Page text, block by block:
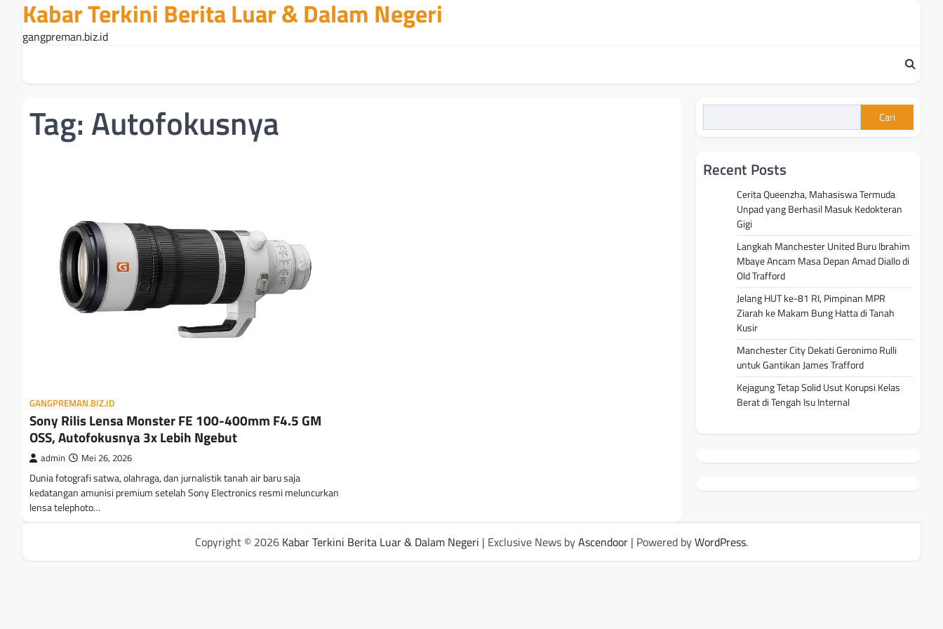
content
Kabar Terkini Berita Luar & Dalam Negeri
gangpreman.biz.id
Tag: Autofokusnya
GANGPREMAN.BIZ.ID
Sony Rilis Lensa Monster FE 100-400mm F4.5 GM
OSS, Autofokusnya 3x Lebih Ngebut
admin Mei 26, 2026
Dunia fotografi satwa, olahraga, dan jurnalistik tanah air baru saja
kedatangan amunisi premium setelah Sony Electronics resmi meluncurkan
lensa telephoto…
Cari
Recent Posts
Cerita Queenzha, Mahasiswa Termuda
Unpad yang Berhasil Masuk Kedokteran
Gigi
Langkah Manchester United Buru Ibrahim
Mbaye Ancam Masa Depan Amad Diallo di
Old Trafford
Jelang HUT ke-81 RI, Pimpinan MPR
Ziarah ke Makam Bung Hatta di Tanah
Kusir
Manchester City Dekati Geronimo Rulli
untuk Gantikan James Trafford
Kejagung Tetap Solid Usut Korupsi Kelas
Berat di Tengah Isu Internal
Copyright © 2026 Kabar Terkini Berita Luar & Dalam Negeri | Exclusive News byAscendoor | Powered byWordPress.